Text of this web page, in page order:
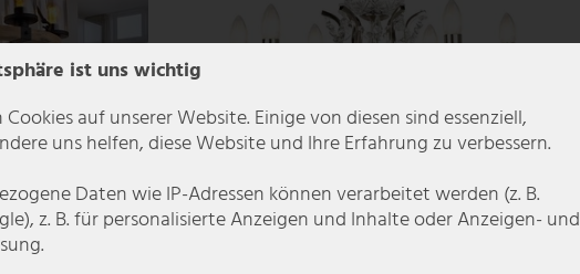
ist uns wichtig
auf unserer Website. Einige von diesen sind essenziell,
uns helfen, diese Website und Ihre Erfahrung zu verbessern.
Daten wie IP-Adressen können verarbeitet werden (z. B.
z. B. für personalisierte Anzeigen und Inhalte oder Anzeigen- und